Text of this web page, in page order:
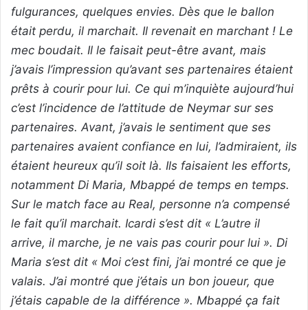
fulgurances, quelques envies. Dès que le ballon
était perdu, il marchait. Il revenait en marchant ! Le
mec boudait. Il le faisait peut-être avant, mais
j’avais l’impression qu’avant ses partenaires étaient
prêts à courir pour lui. Ce qui m’inquiète aujourd’hui
c’est l’incidence de l’attitude de Neymar sur ses
partenaires. Avant, j’avais le sentiment que ses
partenaires avaient confiance en lui, l’admiraient, ils
étaient heureux qu’il soit là. Ils faisaient les efforts,
notamment Di Maria, Mbappé de temps en temps.
Sur le match face au Real, personne n’a compensé
le fait qu’il marchait. Icardi s’est dit « L’autre il
arrive, il marche, je ne vais pas courir pour lui ». Di
Maria s’est dit « Moi c’est fini, j’ai montré ce que je
valais. J’ai montré que j’étais un bon joueur, que
j’étais capable de la différence ». Mbappé ça fait